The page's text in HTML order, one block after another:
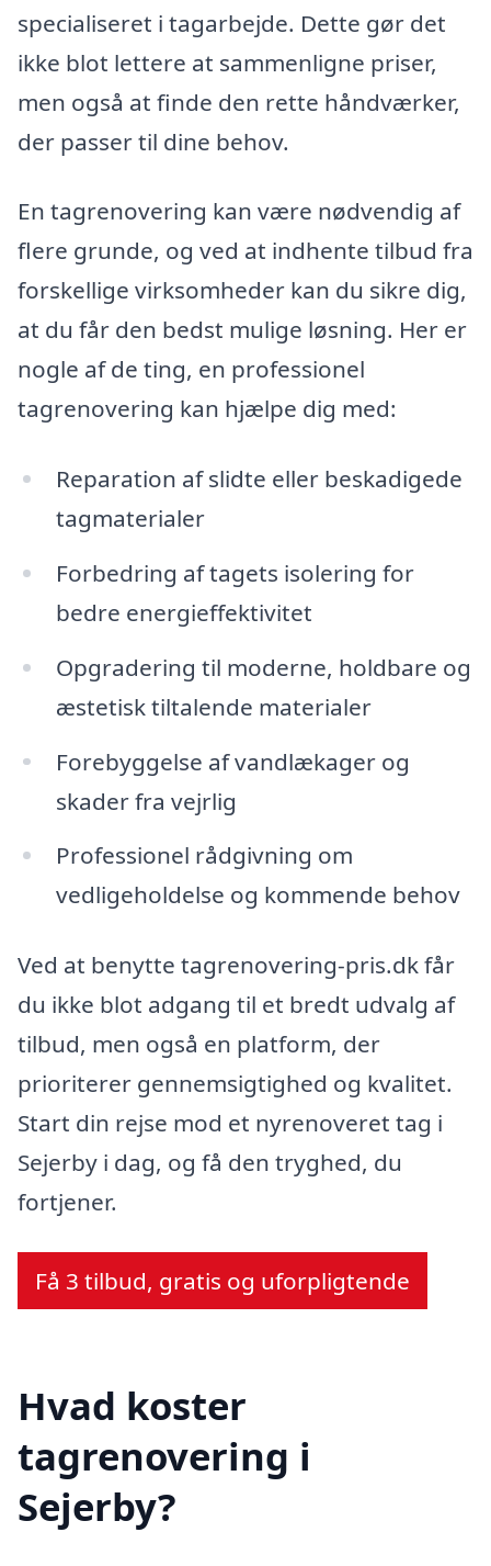
specialiseret i tagarbejde. Dette gør det
ikke blot lettere at sammenligne priser,
men også at finde den rette håndværker,
der passer til dine behov.
En tagrenovering kan være nødvendig af
flere grunde, og ved at indhente tilbud fra
forskellige virksomheder kan du sikre dig,
at du får den bedst mulige løsning. Her er
nogle af de ting, en professionel
tagrenovering kan hjælpe dig med:
Reparation af slidte eller beskadigede
tagmaterialer
Forbedring af tagets isolering for
bedre energieffektivitet
Opgradering til moderne, holdbare og
æstetisk tiltalende materialer
Forebyggelse af vandlækager og
skader fra vejrlig
Professionel rådgivning om
vedligeholdelse og kommende behov
Ved at benytte tagrenovering-pris.dk får
du ikke blot adgang til et bredt udvalg af
tilbud, men også en platform, der
prioriterer gennemsigtighed og kvalitet.
Start din rejse mod et nyrenoveret tag i
Sejerby i dag, og få den tryghed, du
fortjener.
Få 3 tilbud, gratis og uforpligtende
Hvad koster
tagrenovering i
Sejerby?